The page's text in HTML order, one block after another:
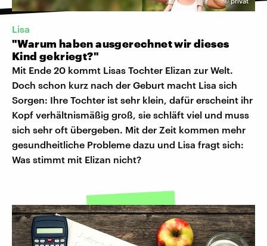
Lisa
"Warum haben ausgerechnet wir dieses
Kind gekriegt?"
Mit Ende 20 kommt Lisas Tochter Elizan zur Welt.
Doch schon kurz nach der Geburt macht Lisa sich
Sorgen: Ihre Tochter ist sehr klein, dafür erscheint ihr
Kopf verhältnismäßig groß, sie schläft viel und muss
sich sehr oft übergeben. Mit der Zeit kommen mehr
gesundheitliche Probleme dazu und Lisa fragt sich:
Was stimmt mit Elizan nicht?